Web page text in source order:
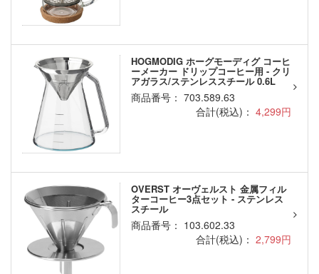
HOGMODIG ホーグモーディグ コーヒ
ーメーカー ドリップコーヒー用 - クリ
アガラス/ステンレススチール 0.6L
商品番号： 703.589.63
合計(税込)： 4,299円
OVERST オーヴェルスト 金属フィル
ターコーヒー3点セット - ステンレス
スチール
商品番号： 103.602.33
合計(税込)： 2,799円